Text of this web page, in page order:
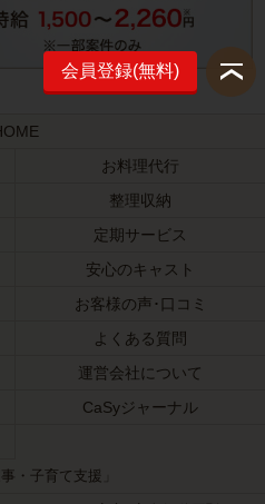
会員登録(無料)
お料理代行
整理収納
定期サービス
安心のキャスト
お客様の声･口コミ
よくある質問
運営会社について
CaSyジャーナル
・子育て支援」